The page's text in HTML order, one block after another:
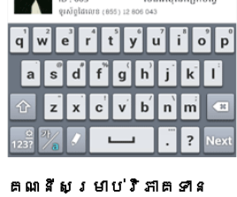
គណនីសម្រាប់វិភាគទាន